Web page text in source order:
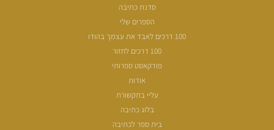
סדנת כתיבה
הספרים שלי
100 דרכים לאבד את עצמך בהודו
100 דרכים לחזור
פודקאסט ספרותי
אודות
עליי בתקשורת
בלוג כתיבה
בית ספר לכתיבה